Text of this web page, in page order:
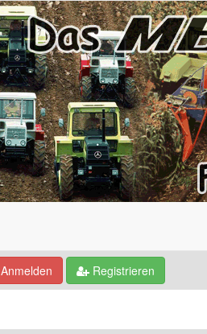
Anmelden Registrieren